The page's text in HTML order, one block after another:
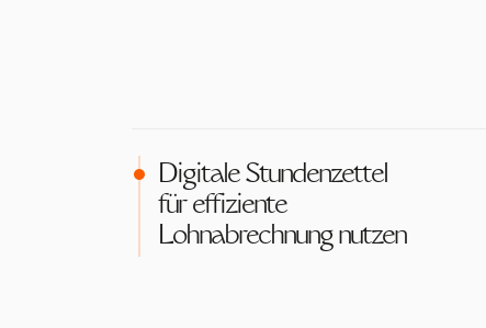
Digitale Stundenzettel
für effiziente
Lohnabrechnung nutzen